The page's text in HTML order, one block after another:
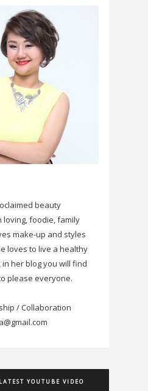
beauty
loving, foodie, family
make-up and styles
loves to live a healthy
her blog you will find
please everyone.
/ Collaboration
YOUTUBE VIDEO